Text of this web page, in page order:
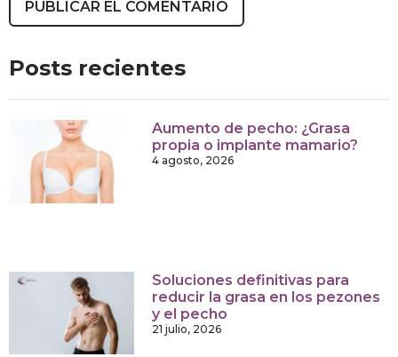
Posts recientes
Aumento de pecho: ¿Grasa
propia o implante mamario?
4 agosto, 2026
Soluciones definitivas para
reducir la grasa en los pezones
y el pecho
21 julio, 2026